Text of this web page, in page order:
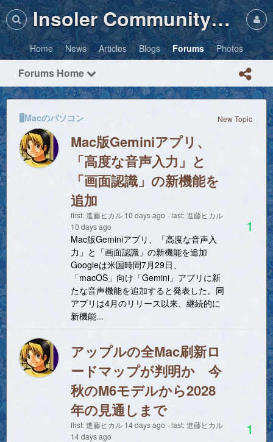
Insoler Community・Photos
Home News Articles Blogs Forums Photos
Forums Home
🖥️Macのパソコン New Topic
Mac版Geminiアプリ、
「高度な音声入力」と
「画面認識」の新機能を
追加
first:進藤ヒカル 10 days ago last:進藤ヒカル
10 days ago
Mac版Geminiアプリ、「高度な音声入
力」と「画面認識」の新機能を追加
Googleは米国時間7月29日、
「macOS」向け「Gemini」アプリに新
たな音声機能を追加すると発表した。同
アプリは4月のリリース以来、継続的に
新機能...
1
アップルの全Mac刷新ロ
ードマップが判明か 今
秋のM6モデルから2028
年の見通しまで
first:進藤ヒカル 14 days ago last:進藤ヒカル
14 days ago
1